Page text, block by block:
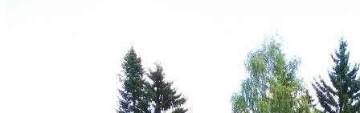
Личный кабинет